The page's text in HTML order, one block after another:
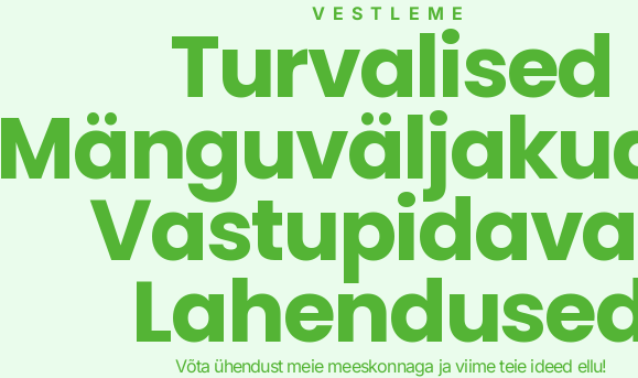
VESTLEME
Turvalised
Võta ühendust meie meeskonnaga ja viime teie ideed ellu!